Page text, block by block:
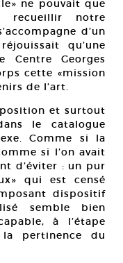
ne pouvait que
notre
d’un
qu’une
Centre Georges
cette «mission
de l’art.
et surtout
le catalogue
Comme si la
si l’on avait
d’éviter : un pur
qui est censé
dispositif
semble bien
à l’étape
pertinence du